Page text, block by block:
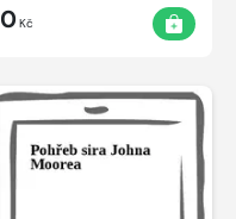
0Kč